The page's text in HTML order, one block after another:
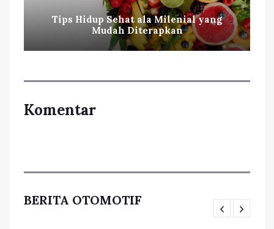
Tips Hidup Sehat ala Milenial yang
Mudah Diterapkan
Komentar
BERITA OTOMOTIF